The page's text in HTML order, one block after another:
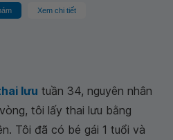
Xem chi tiết
lưu tuần 34, nguyên nhân
tôi lấy thai lưu bằng
Tôi đã có bé gái 1 tuổi và